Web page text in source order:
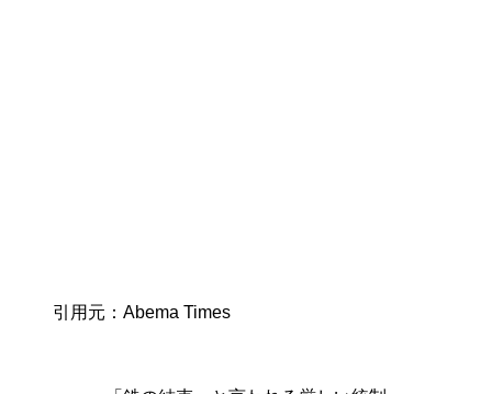
引用元：Abema Times